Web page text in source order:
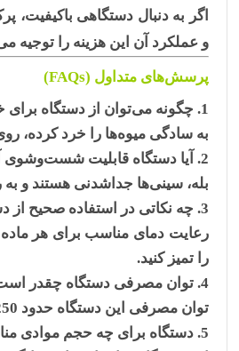
اگر به دنبال دستگاهی باکیفیت،
و عملکرد آن این هزینه را توجیه
پرسش‌های متداول (FAQs)
چگونه می‌توان از دستگاه
به سادگی میوه‌ها را خرد کرده،
آیا دستگاه قابلیت شست‌وشوی
بله، سینی‌ها جداشدنی هستند و
چه نکاتی در استفاده صحیح از
رعایت دمای مناسب برای هر
را تمیز کنید.
توان مصرفی دستگاه چقدر
توان مصرفی این دستگاه حدود 250 وات است که مصرف برق آن بهینه و اقتصادی محسوب می‌شود.
دستگاه برای چه حجم موادی